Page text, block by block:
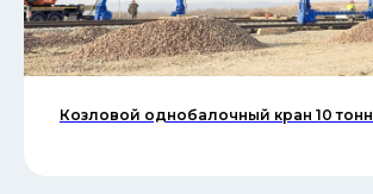
Козловой однобалочный кран 10 тонн